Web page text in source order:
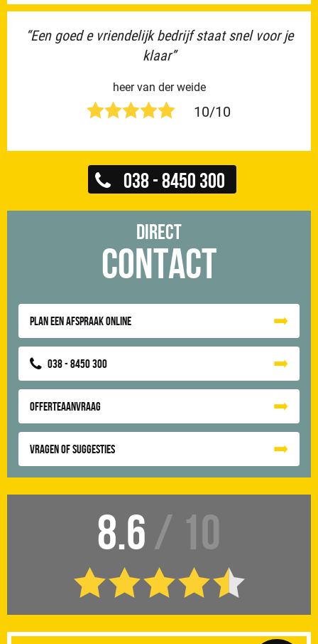
“Een goed e vriendelijk bedrijf staat snel voor je
klaar”
heer van der weide
10/10
038 - 8450 300
Direct
Contact
Plan een afspraak online
038 - 8450 300
Offerteaanvraag
Vragen of suggesties
8.6 / 10